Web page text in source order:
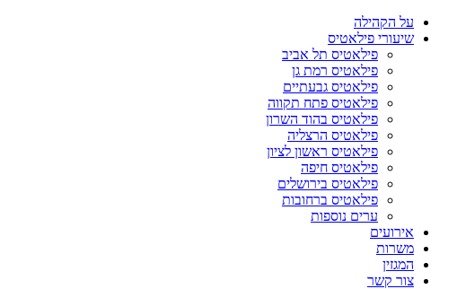
על הקהילה
שיעורי פילאטיס
פילאטיס תל אביב
פילאטיס רמת גן
פילאטיס גבעתיים
פילאטיס פתח תקווה
פילאטיס בהוד השרון
פילאטיס הרצליה
פילאטיס ראשון לציון
פילאטיס חיפה
פילאטיס בירושלים
פילאטיס ברחובות
ערים נוספות
אירועים
משרות
המגזין
צור קשר